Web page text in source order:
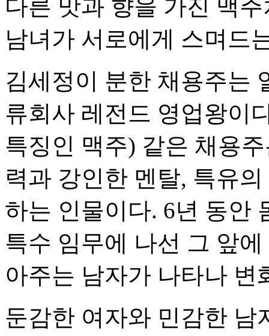
다른 맛과 향을 가진 맥
남녀가 서로에게 스며드
김세정이 분한 채용주는
류회사 레전드 영업왕이
특징인 맥주) 같은 채용
력과 강인한 멘탈, 특유
하는 인물이다. 6년 동안
특수 임무에 나선 그 앞
아주는 남자가 나타나 변
둔감한 여자와 민감한 남